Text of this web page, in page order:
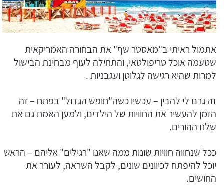
אתמול ראיתי ב"מאסטר שף" את הבחורה האמריקאית
שטעמה אוכל טריפולטאי, והתחילה לעוף מבחינת הבישול
למרות שהיא רגישה לגלוטן ועגבניות .
זה גרם לי להבין – עכשיו כשה"חופש הגדול" בפתח – זה
הזמן להעשיר את החוויות של הילדים, ולמען האמת גם את
שלנו ההורים.
ככל שנחווה חוויות שונות ממה שאנו "רגילים" אליהם – הראש
יוכל להיפתח לכיוונים שונים, לקבל השראה, לעורר את
החושים.